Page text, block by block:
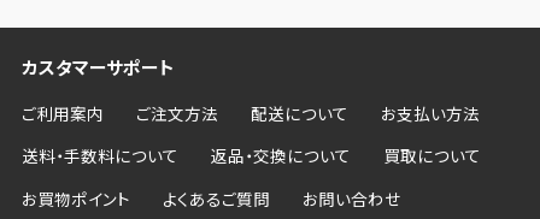
カスタマーサポート
ご利用案内 ご注文方法 配送について お支払い方法
送料・手数料について 返品・交換について 買取について
お買物ポイント よくあるご質問 お問い合わせ